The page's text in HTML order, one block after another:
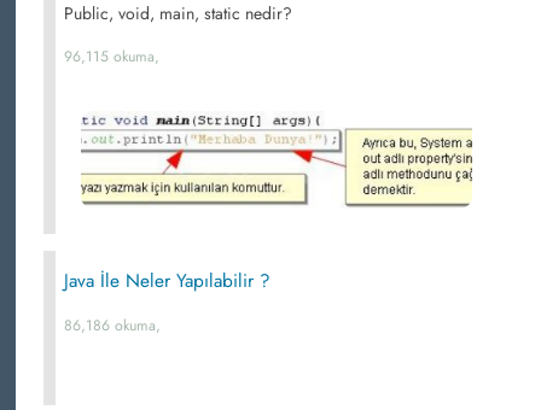
Public, void, main, static nedir?
96,115 okuma,
Java İle Neler Yapılabilir ?
86,186 okuma,